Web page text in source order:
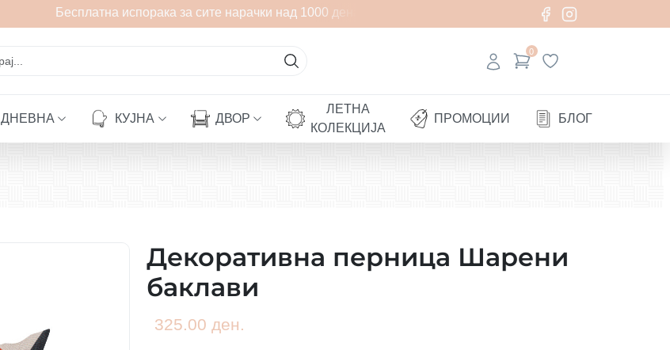
Бесплатна испорака за сите нарачки над 1000 денари
0
ДНЕВНА КУЈНА ДВОР
ЛЕТНА
КОЛЕКЦИЈА
ПРОМОЦИИ БЛОГ
Декоративна перница Шарени
баклави
325.00 ден.